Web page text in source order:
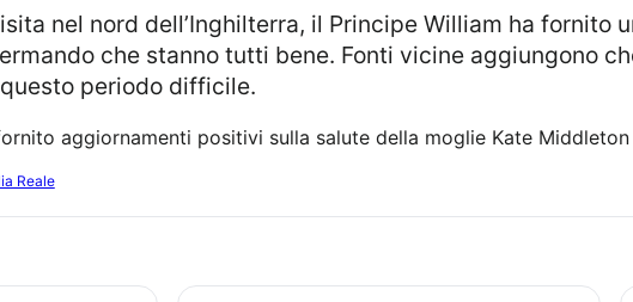
che stanno tutti bene. Fonti vicine aggiungono
periodo difficile.
aggiornamenti positivi sulla salute della moglie Kate
Reale